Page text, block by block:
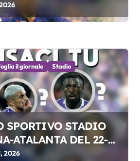
il giornale Stadio
STADIO
ATALANTA DEL 22-
2026